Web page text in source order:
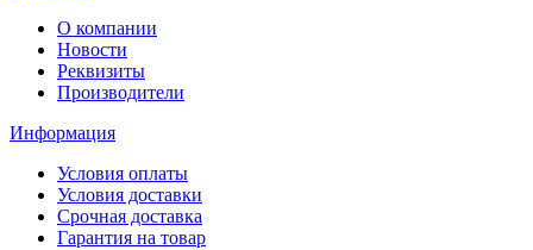
О компании
Новости
Реквизиты
Производители
Информация
Условия оплаты
Условия доставки
Срочная доставка
Гарантия на товар